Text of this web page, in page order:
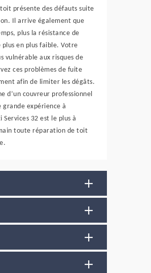
présente des défauts suite
Il arrive également que
plus la résistance de
en plus faible. Votre
vulnérable aux risques de
ces problèmes de fuite
afin de limiter les dégâts.
d’un couvreur professionnel
expérience à
32 est le plus à
toute réparation de toit